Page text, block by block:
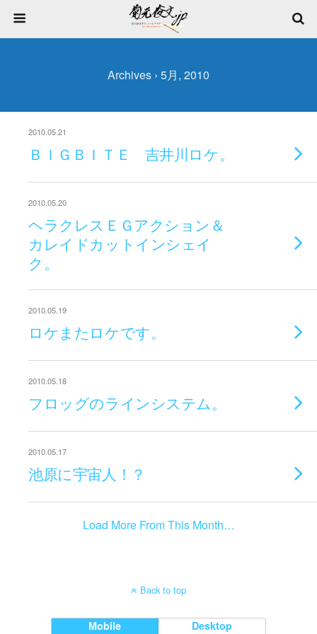
Archives › 5月, 2010
2010.05.21
ＢＩＧＢＩＴＥ 吉井川ロケ。
2010.05.20
ヘラクレスＥＧアクション＆
カレイドカットインシェイ
ク。
2010.05.19
ロケまたロケです。
2010.05.18
フロッグのラインシステム。
2010.05.17
池原に宇宙人！？
Load More From This Month…
Back to top
Mobile Desktop